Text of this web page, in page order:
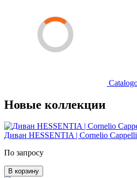
Новые коллекции
Диван HESSENTIA | Cornelio
По запросу
В корзину